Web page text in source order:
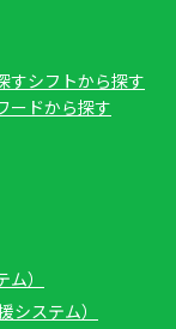
すシフトから探す
ードから探す
）
ステム）